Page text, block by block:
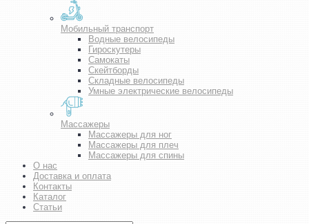
Мобильный транспорт
Водные велосипеды
Гироскутеры
Самокаты
Скейтборды
Складные велосипеды
Умные электрические велосипеды
Массажеры
Массажеры для ног
Массажеры для плеч
Массажеры для спины
О нас
Доставка и оплата
Контакты
Каталог
Статьи